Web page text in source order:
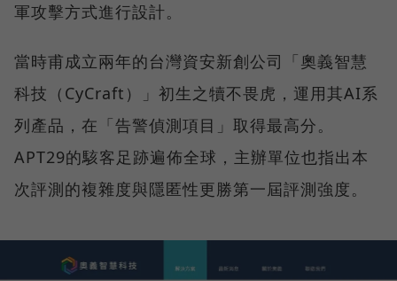
軍攻擊方式進行設計。
當時甫成立兩年的台灣資安新創公司「奧義智慧
科技（CyCraft）」初生之犢不畏虎，運用其AI系
列產品，在「告警偵測項目」取得最高分。
APT29的駭客足跡遍佈全球，主辦單位也指出本
次評測的複雜度與隱匿性更勝第一屆評測強度。